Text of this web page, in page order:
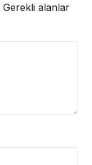
Gerekli alanlar